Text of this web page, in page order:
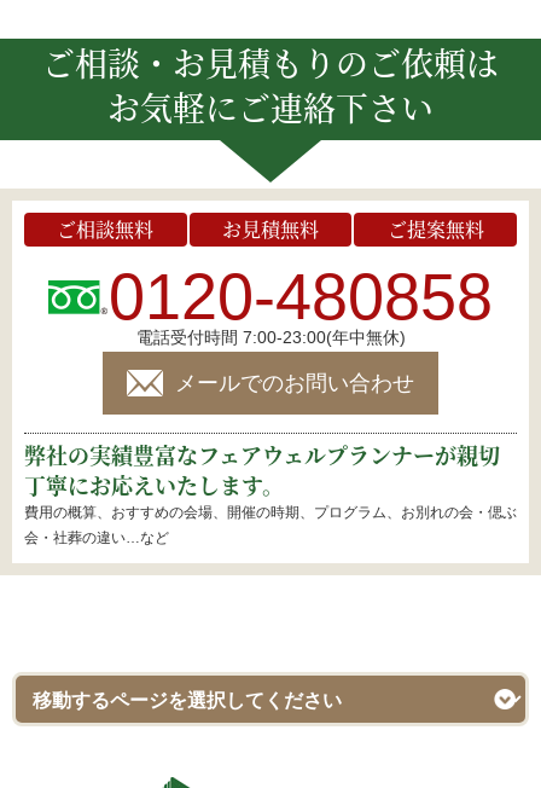
ご相談・お見積もりのご依頼は
お気軽にご連絡下さい
ご相談無料 お見積無料 ご提案無料
0120-480858
電話受付時間 7:00-23:00(年中無休)
メールでのお問い合わせ
弊社の実績豊富なフェアウェルプランナーが親切
丁寧にお応えいたします。
費用の概算、おすすめの会場、開催の時期、プログラム、お別れの会・偲ぶ
会・社葬の違い…など